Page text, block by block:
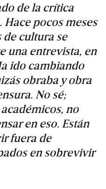
de la crítica
pocos meses
cultura se
una entrevista, en
ido cambiando
obraba y obra
No sé;
no
en eso. Están
fuera de
en sobrevivir